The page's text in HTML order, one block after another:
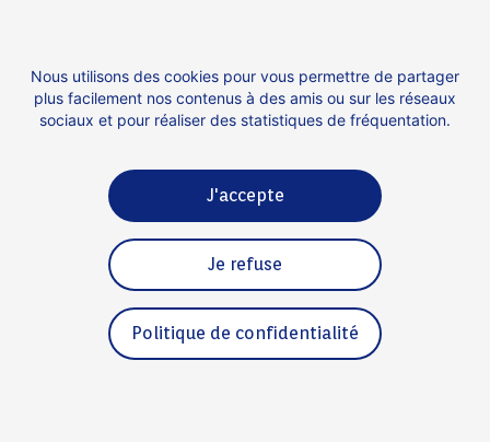
Trophées poursuivent leur dessein heureux. Les
dés sont jetés et les fonds, levés.
Contact
Politique de confidentialité
Nous utilisons des cookies pour vous permettre de partager
plus facilement nos contenus à des amis ou sur les réseaux
sociaux et pour réaliser des statistiques de fréquentation.
J'accepte
Je refuse
Politique de confidentialité